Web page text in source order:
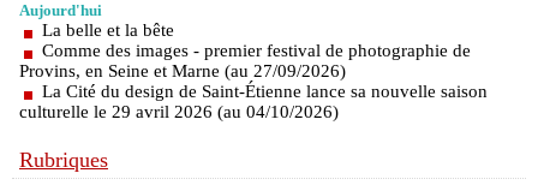
Aujourd'hui
La belle et la bête
Comme des images - premier festival de photographie de
Provins, en Seine et Marne (au 27/09/2026)
La Cité du design de Saint-Étienne lance sa nouvelle saison
culturelle le 29 avril 2026 (au 04/10/2026)
Rubriques